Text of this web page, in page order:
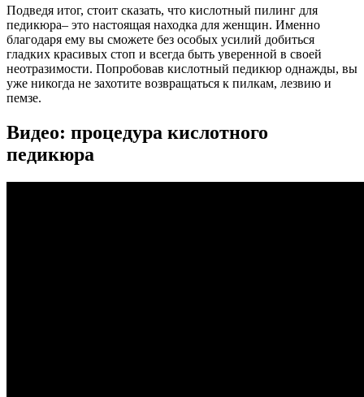
Подведя итог, стоит сказать, что кислотный пилинг для
педикюра– это настоящая находка для женщин. Именно
благодаря ему вы сможете без особых усилий добиться
гладких красивых стоп и всегда быть уверенной в своей
неотразимости. Попробовав кислотный педикюр однажды, вы
уже никогда не захотите возвращаться к пилкам, лезвию и
пемзе.
Видео: процедура кислотного
педикюра